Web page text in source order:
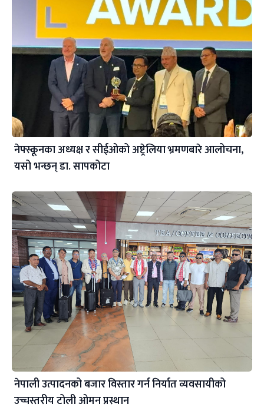
नेफ्स्कूनका अध्यक्ष र सीईओको अष्ट्रेलिया भ्रमणबारे आलोचना,
यसो भन्छन् डा‍. सापकोटा
नेपाली उत्पादनको बजार विस्तार गर्न निर्यात व्यवसायीको
उच्चस्तरीय टोली ओमन प्रस्थान